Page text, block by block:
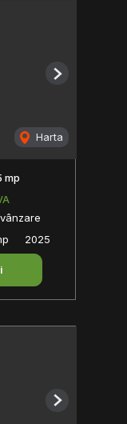
Harta
Next
mp
2025
Next